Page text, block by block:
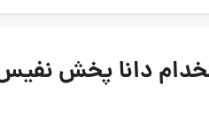
پخش نفیس (